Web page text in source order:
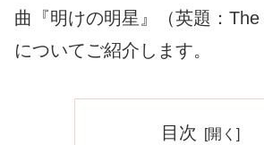
曲『明けの明星』（英題：The
についてご紹介します。
目次